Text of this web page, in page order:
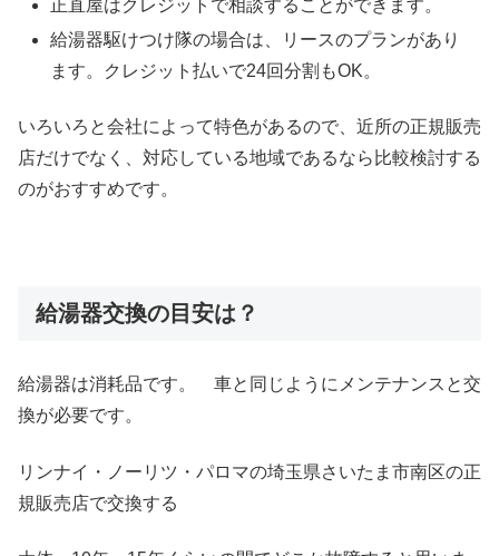
正直屋はクレジットで相談することができます。
給湯器駆けつけ隊の場合は、リースのプランがあり
ます。クレジット払いで24回分割もOK。
いろいろと会社によって特色があるので、近所の正規販売
店だけでなく、対応している地域であるなら比較検討する
のがおすすめです。
給湯器交換の目安は？
給湯器は消耗品です。 車と同じようにメンテナンスと交
換が必要です。
リンナイ・ノーリツ・パロマの埼玉県さいたま市南区の正
規販売店で交換する